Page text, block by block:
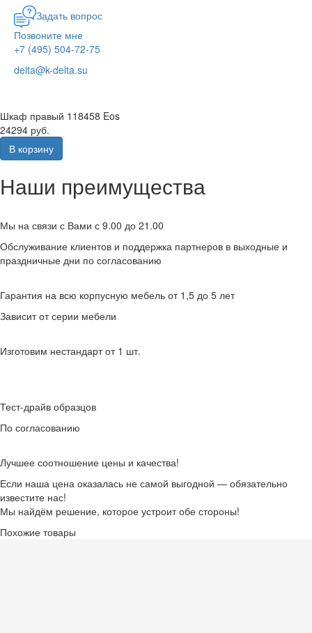
Задать вопрос
Позвоните мне
+7 (495) 504-72-75
delta@k-delta.su
Шкаф правый 118458 Eos
24294 руб.
В корзину
Наши преимущества
Мы на связи с Вами с 9.00 до 21.00
Обслуживание клиентов и поддержка партнеров в выходные и
праздничные дни по согласованию
Гарантия на всю корпусную мебель от 1,5 до 5 лет
Зависит от серии мебели
Изготовим нестандарт от 1 шт.
Тест-драйв образцов
По согласованию
Лучшее соотношение цены и качества!
Если наша цена оказалась не самой выгодной — обязательно
известите нас!
Мы найдём решение, которое устроит обе стороны!
Похожие товары